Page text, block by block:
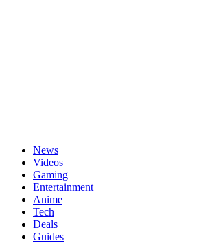
News
Videos
Gaming
Entertainment
Anime
Tech
Deals
Guides